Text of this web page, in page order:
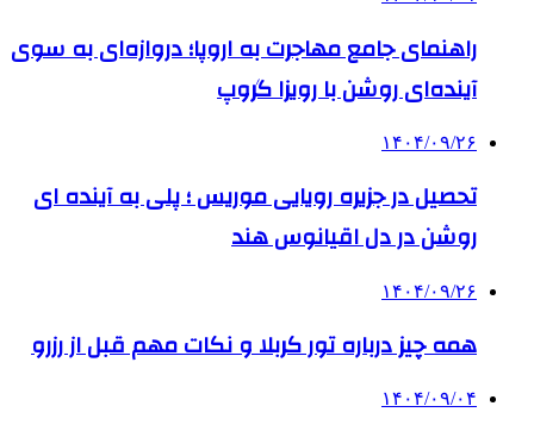
راهنمای جامع مهاجرت به اروپا؛ دروازه‌ای به سوی
آینده‌ای روشن با رویزا گروپ
۱۴۰۴/۰۹/۲۶
تحصیل در جزیره رویایی موریس ؛ پلی به آینده ‌ای
روشن در دل اقیانوس ‌هند
۱۴۰۴/۰۹/۲۶
همه چیز درباره تور کربلا و نکات مهم قبل از رزرو
۱۴۰۴/۰۹/۰۴